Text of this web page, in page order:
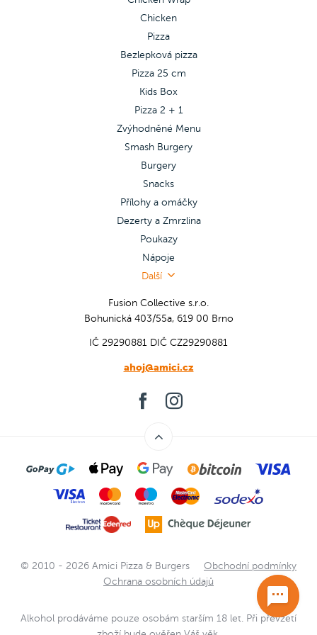
Chicken
Pizza
Bezlepková pizza
Pizza 25 cm
Kids Box
Pizza 2 + 1
Zvýhodněné Menu
Smash Burgery
Burgery
Snacks
Přílohy a omáčky
Dezerty a Zmrzlina
Poukazy
Nápoje
Další
Fusion Collective s.r.o.
Bohunická 403/55a, 619 00 Brno
IČ 29290881 DIČ CZ29290881
ahoj@amici.cz
© 2010 - 2026 Amici Pizza & Burgers
Obchodní podmínky
Ochrana osobních údajů
Alkohol prodáváme pouze osobám starším 18 let. Při převzetí